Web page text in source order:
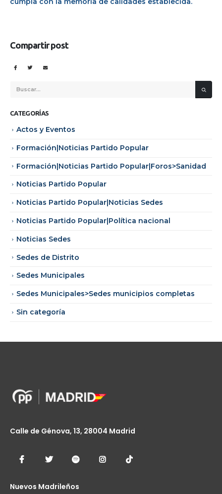
Compartir post
CATEGORÍAS
Actos y Eventos
Formación|Noticias Partido Popular
Formación|Noticias Partido Popular|Foros>Sanidad
Noticias Partido Popular
Noticias Partido Popular|Noticias Sedes
Noticias Partido Popular|Política nacional
Noticias Sedes
Sedes de Distrito
Sedes Municipales
Sedes Municipales>Sedes municipios completas
Sin categoría
Calle de Génova, 13, 28004 Madrid
Nuevos Madrileños